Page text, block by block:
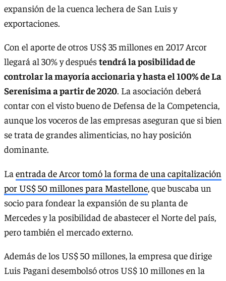
expansión de la cuenca lechera de San Luis y
exportaciones.
Con el aporte de otros US$ 35 millones en 2017 Arcor
llegará al 30% y despuéstendrá la posibilidad de
controlar la mayoría accionaria y hasta el 100% de La
Serenísima a partir de 2020. La asociación deberá
contar con el visto bueno de Defensa de la Competencia,
aunque los voceros de las empresas aseguran que si bien
se trata de grandes alimenticias, no hay posición
dominante.
La entrada de Arcor tomó la forma de una capitalización
por US$ 50 millones para Mastellone, que buscaba un
socio para fondear la expansión de su planta de
Mercedes y la posibilidad de abastecer el Norte del país,
pero también el mercado externo.
Además de los US$ 50 millones, la empresa que dirige
Luis Pagani desembolsó otros US$ 10 millones en la